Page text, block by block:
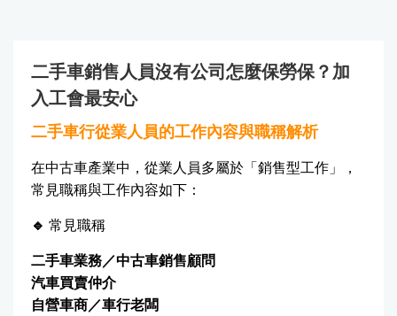
二手車銷售人員沒有公司怎麼保勞保？加
入工會最安心
二手車行從業人員的工作內容與職稱解析
在中古車產業中，從業人員多屬於「銷售型工作」，
常見職稱與工作內容如下：
🔹 常見職稱
二手車業務／中古車銷售顧問
汽車買賣仲介
自營車商／車行老闆